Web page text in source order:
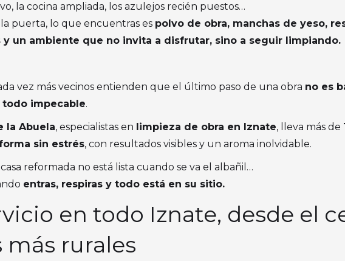
la cocina ampliada, los azulejos recién puestos…
puerta, lo que encuentras es polvo de obra, manchas de yeso,
y un ambiente que no invita a disfrutar, sino a seguir limpiando.
vez más vecinos entienden que el último paso de una obra no es
todo impecable.
la Abuela, especialistas en limpieza de obra en Iznate, lleva más de
sin estrés, con resultados visibles y un aroma inolvidable.
reformada no está lista cuando se va el albañil…
entras, respiras y todo está en su sitio.
en todo Iznate, desde el
más rurales